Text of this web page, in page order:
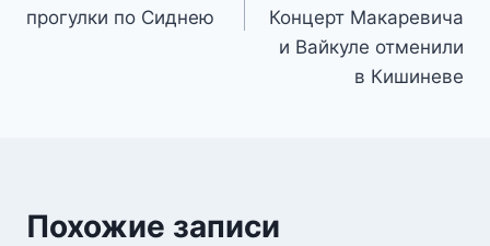
прогулки по Сиднею
Концерт Макаревича
и Вайкуле отменили
в Кишиневе
Похожие записи